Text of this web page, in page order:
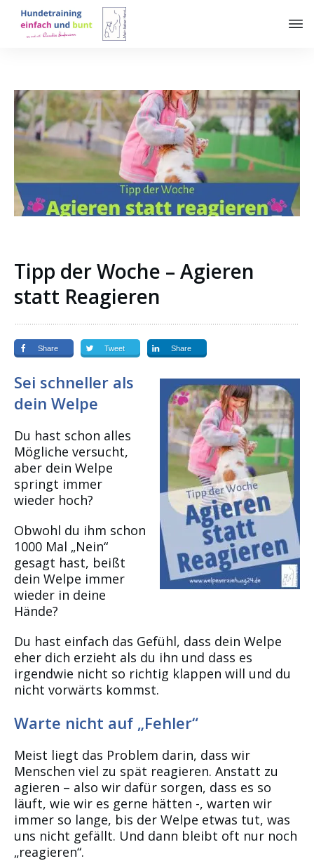
Tipp der Woche – Agieren
statt Reagieren
Share Tweet Share
Sei schneller als
dein Welpe
Du hast schon alles
Mögliche versucht,
aber dein Welpe
springt immer
wieder hoch?
Obwohl du ihm schon
1000 Mal „Nein“
gesagt hast, beißt
dein Welpe immer
wieder in deine
Hände?
Du hast einfach das Gefühl, dass dein Welpe
eher dich erzieht als du ihn und dass es
irgendwie nicht so richtig klappen will und du
nicht vorwärts kommst.
Warte nicht auf „Fehler“
Meist liegt das Problem darin, dass wir
Menschen viel zu spät reagieren. Anstatt zu
agieren – also wir dafür sorgen, dass es so
läuft, wie wir es gerne hätten -, warten wir
immer so lange, bis der Welpe etwas tut, was
uns nicht gefällt. Und dann bleibt oft nur noch
„reagieren“.